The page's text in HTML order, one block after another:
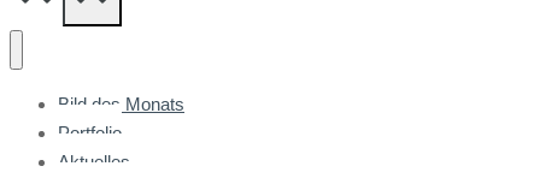
Bild des Monats
Portfolio
Aktuelles